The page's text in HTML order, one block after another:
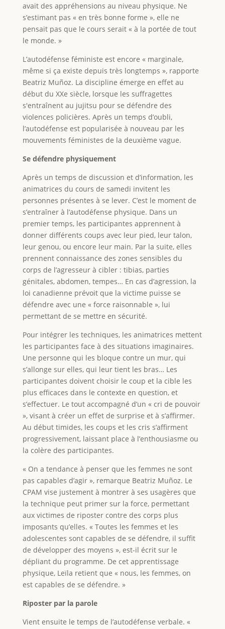
avait des appréhensions au niveau physique. Ne
s’estimant pas « en très bonne forme », elle ne
pensait pas que le cours serait « à la portée de tout
le monde. »
L’autodéfense féministe est encore « marginale,
même si ça existe depuis très longtemps », rapporte
Beatriz Muñoz. La discipline émerge en effet au
début du XXe siècle, lorsque les suffragettes
s'entraînent au jujitsu pour se défendre des
violences policières. Après un temps d’oubli,
l’autodéfense est popularisée à nouveau par les
mouvements féministes de la deuxième vague.
Se défendre physiquement
Après un temps de discussion et d’information, les
animatrices du cours de samedi invitent les
personnes présentes à se lever. C’est le moment de
s’entraîner à l’autodéfense physique. Dans un
premier temps, les participantes apprennent à
donner différents coups avec leur pied, leur talon,
leur genou, ou encore leur main. Par la suite, elles
prennent connaissance des zones sensibles du
corps de l’agresseur à cibler : tibias, parties
génitales, abdomen, tempes… En cas d’agression, la
loi canadienne prévoit que la victime puisse se
défendre avec une « force raisonnable », lui
permettant de se mettre en sécurité.
Pour intégrer les techniques, les animatrices mettent
les participantes face à des situations imaginaires.
Une personne qui les bloque contre un mur, qui
s’allonge sur elles, qui leur tient les bras… Les
participantes doivent choisir le coup et la cible les
plus efficaces dans le contexte en question, et
s’effectuer. Le tout accompagné d’un « cri de pouvoir
», visant à créer un effet de surprise et à s’affirmer.
Au début timides, les coups et les cris s’affirment
progressivement, laissant place à l’enthousiasme ou
la colère des participantes.
« On a tendance à penser que les femmes ne sont
pas capables d’agir », remarque Beatriz Muñoz. Le
CPAM vise justement à montrer à ses usagères que
la technique peut primer sur la force, permettant
aux victimes de riposter contre des corps plus
imposants qu’elles. « Toutes les femmes et les
adolescentes sont capables de se défendre, il suffit
de développer des moyens », est-il écrit sur le
dépliant du programme. De cet apprentissage
physique, Leïla retient que « nous, les femmes, on
est capables de se défendre. »
Riposter par la parole
Vient ensuite le temps de l’autodéfense verbale. «